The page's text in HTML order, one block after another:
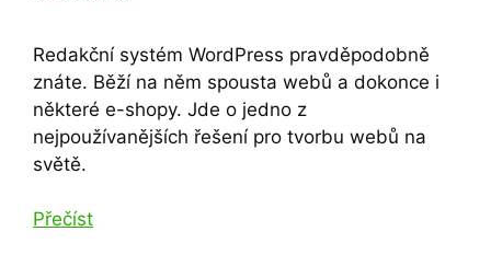
Redakční systém WordPress pravděpodobně
znáte. Běží na něm spousta webů a dokonce i
některé e-shopy. Jde o jedno z
nejpoužívanějších řešení pro tvorbu webů na
světě.
Přečíst